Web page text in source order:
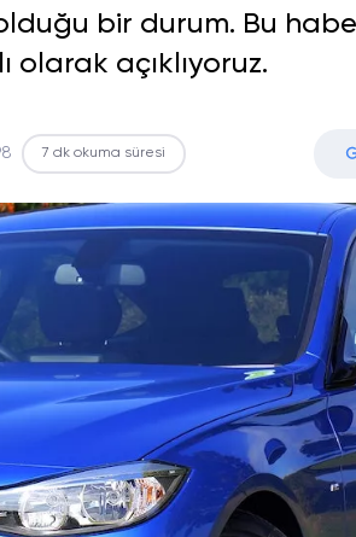
bir durum. Bu
olarak açıklıyoruz.
7 dk okuma süresi